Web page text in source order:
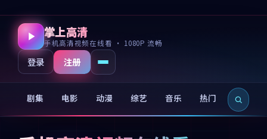
掌上高清
手机高清视频在线看 · 1080P 流畅
登录 注册
剧集 电影 动漫 综艺 音乐 热门 新片